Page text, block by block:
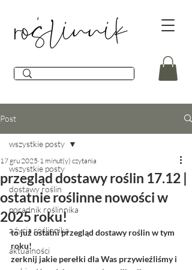
Post
wszystkie posty
dostawy roślin
poradnik roślinnika
z życia roślinnika
aktualności
wszystkie posty
przegląd dostawy roślin 17.12 |
ostatnie roślinne nowości w
2025 roku!
17 gru 2025 1 minut(y) czytania
to już ostatni przegląd dostawy roślin w tym
roku!
zerknij jakie perełki dla Was przywieźliśmy i